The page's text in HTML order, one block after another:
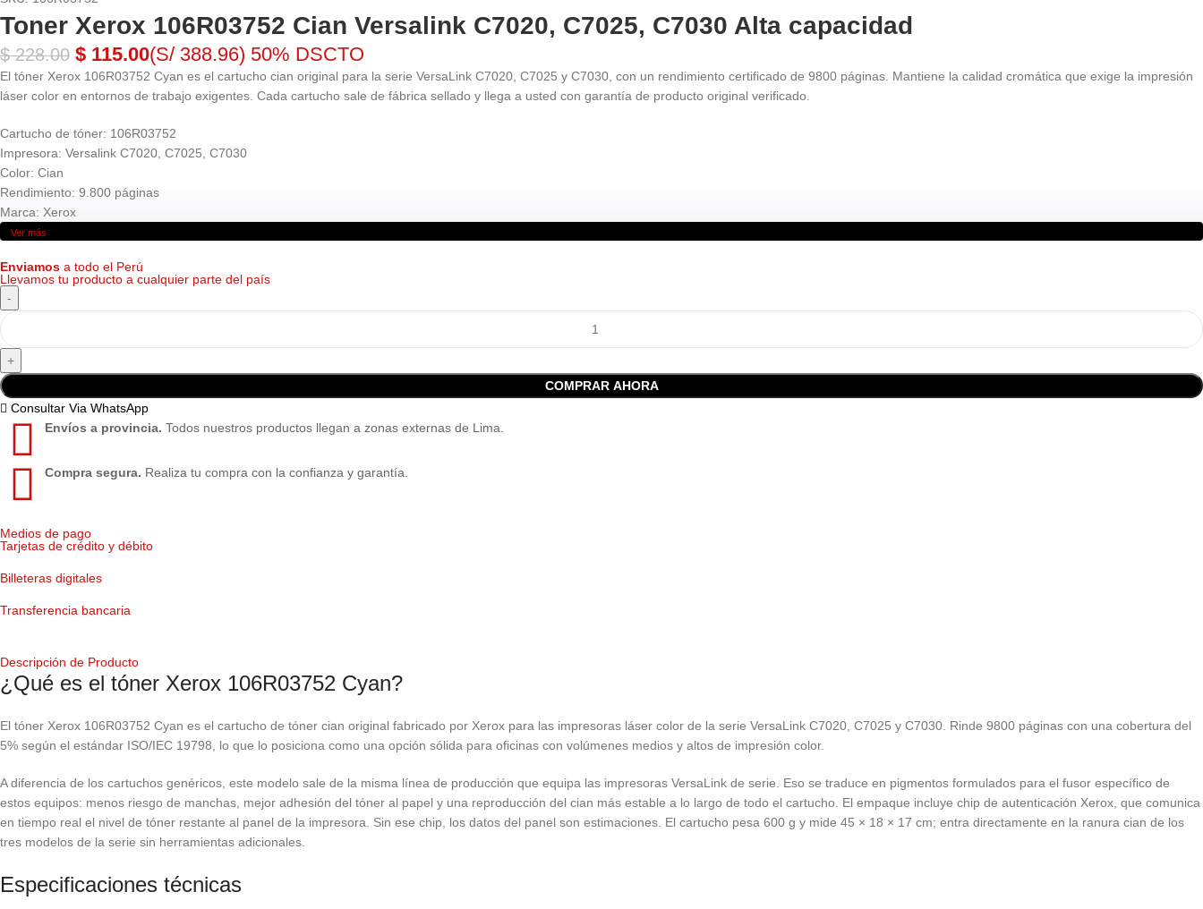
Toner Xerox 106R03752 Cian Versalink C7020, C7025, C7030 Alta capacidad
$228.00 $ 115.00(S/ 388.96) 50% DSCTO
El tóner Xerox 106R03752 Cyan es el cartucho cian original para la serie VersaLink C7020, C7025 y C7030, con un rendimiento certificado de 9800 páginas. Mantiene la calidad cromática que exige la impresión
láser color en entornos de trabajo exigentes. Cada cartucho sale de fábrica sellado y llega a usted con garantía de producto original verificado.
Cartucho de tóner: 106R03752
Impresora: Versalink C7020, C7025, C7030
Color: Cian
Rendimiento: 9.800 páginas
Marca: Xerox
Ver más
Enviamos a todo el Perú
Llevamos tu producto a cualquier parte del país
COMPRAR AHORA
Consultar Via WhatsApp
Envíos a provincia. Todos nuestros productos llegan a zonas externas de Lima.
Compra segura. Realiza tu compra con la confianza y garantía.
Medios de pago
Tarjetas de crédito y débito
Billeteras digitales
Transferencia bancaria
Descripción de Producto
¿Qué es el tóner Xerox 106R03752 Cyan?
El tóner Xerox 106R03752 Cyan es el cartucho de tóner cian original fabricado por Xerox para las impresoras láser color de la serie VersaLink C7020, C7025 y C7030. Rinde 9800 páginas con una cobertura del
5% según el estándar ISO/IEC 19798, lo que lo posiciona como una opción sólida para oficinas con volúmenes medios y altos de impresión color.
A diferencia de los cartuchos genéricos, este modelo sale de la misma línea de producción que equipa las impresoras VersaLink de serie. Eso se traduce en pigmentos formulados para el fusor específico de
estos equipos: menos riesgo de manchas, mejor adhesión del tóner al papel y una reproducción del cian más estable a lo largo de todo el cartucho. El empaque incluye chip de autenticación Xerox, que comunica
en tiempo real el nivel de tóner restante al panel de la impresora. Sin ese chip, los datos del panel son estimaciones. El cartucho pesa 600 g y mide 45 × 18 × 17 cm; entra directamente en la ranura cian de los
tres modelos de la serie sin herramientas adicionales.
Especificaciones técnicas